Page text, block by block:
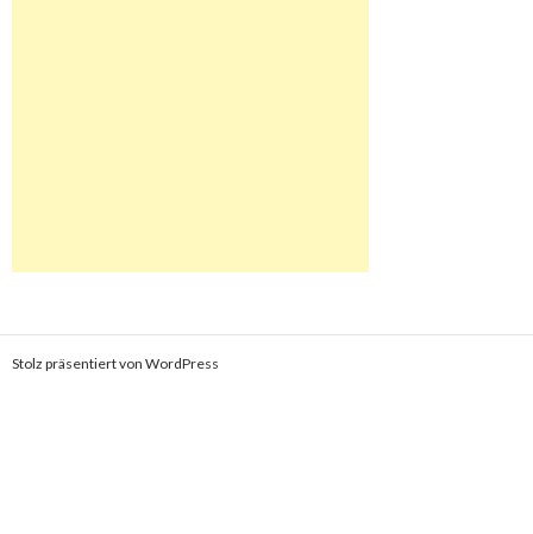
Stolz präsentiert von WordPress